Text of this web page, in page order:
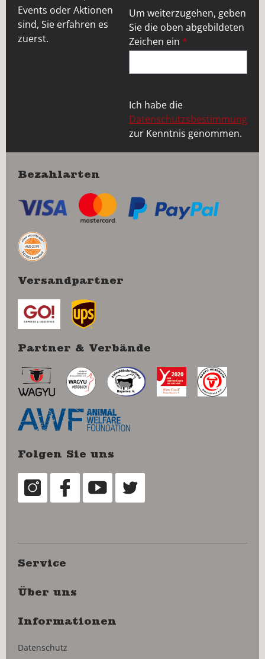
Events oder Aktionen
sind, Sie erfahren es
zuerst.
Um weiterzugehen, geben
Sie die oben abgebildeten
Zeichen ein *
Ich habe die
Datenschutzsbestimmung
zur Kenntnis genommen.
Bezahlarten
Versandpartner
Partner & Verbände
Folgen Sie uns
Service
Über uns
Informationen
Datenschutz